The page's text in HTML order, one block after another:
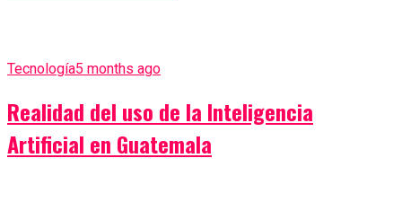
Tecnología5 months ago
Realidad del uso de la Inteligencia
Artificial en Guatemala